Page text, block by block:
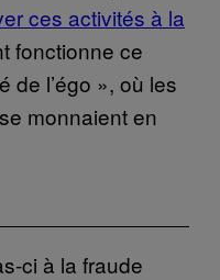
ces activités à la
fonctionne ce
de l’égo », où les
monnaient en
ci à la fraude